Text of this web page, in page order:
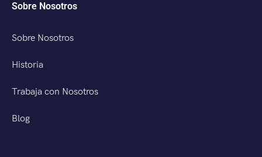
Sobre Nosotros
Sobre Nosotros
Historia
Trabaja con Nosotros
Blog